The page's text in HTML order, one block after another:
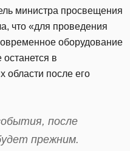
министра просвещения
что «для проведения
оборудование
в
области после его
после
прежним.